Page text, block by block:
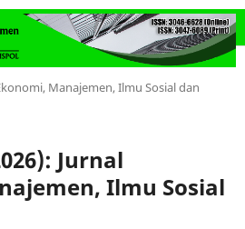
Manajemen, Ilmu Sosial dan
Jurnal
Ilmu Sosial